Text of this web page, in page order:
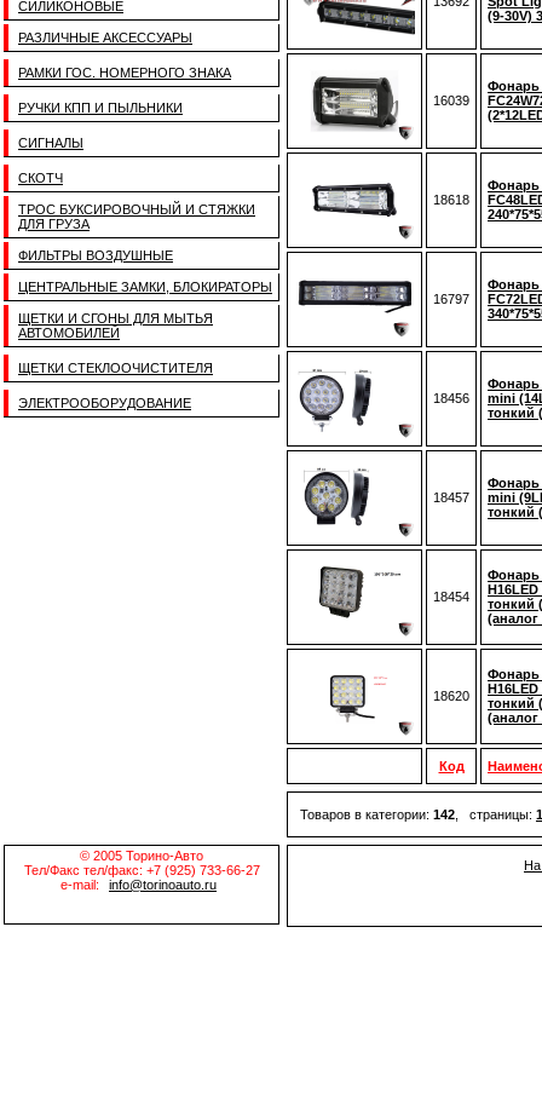
СИЛИКОНОВЫЕ
РАЗЛИЧНЫЕ АКСЕССУАРЫ
РАМКИ ГОС. НОМЕРНОГО ЗНАКА
РУЧКИ КПП И ПЫЛЬНИКИ
СИГНАЛЫ
СКОТЧ
ТРОС БУКСИРОВОЧНЫЙ И СТЯЖКИ
ДЛЯ ГРУЗА
ФИЛЬТРЫ ВОЗДУШНЫЕ
ЦЕНТРАЛЬНЫЕ ЗАМКИ, БЛОКИРАТОРЫ
ЩЕТКИ И СГОНЫ ДЛЯ МЫТЬЯ
АВТОМОБИЛЕЙ
ЩЕТКИ СТЕКЛООЧИСТИТЕЛЯ
ЭЛЕКТРООБОРУДОВАНИЕ
(9-30V)
16039
Фонарь
18618
Фонарь
16797
Фонарь
18456
Фонарь
mini
тонкий
18457
Фонарь
mini
тонкий
18454
Фонарь
H16LED
тонкий
(аналог
18620
Фонарь
H16LED
тонкий
(аналог
Код
Товаров в категории: 142 , страницы: 1
© 2005 Торино-Авто
Тел/Факс тел/факс: +7 (925) 733-66-27
e-mail:
info@torinoauto.ru
На